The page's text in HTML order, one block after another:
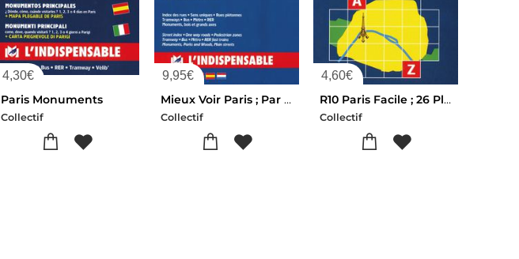
4,30€
Paris Monuments
Collectif
9,95€
Mieux Voir Paris ; Par Arrondissement
Collectif
4,60€
R10 Paris Facile ; 26 Plans De A A Z
Collectif